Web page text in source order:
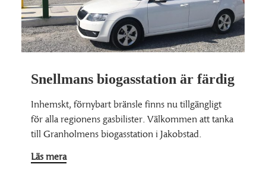
Snellmans biogasstation är färdig
Inhemskt, förnybart bränsle finns nu tillgängligt
för alla regionens gasbilister. Välkommen att tanka
till Granholmens biogasstation i Jakobstad.
Läs mera